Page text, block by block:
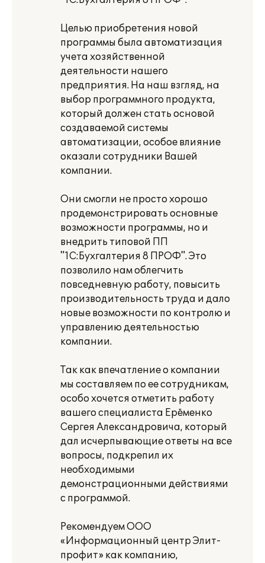
Целью приобретения новой
программы была автоматизация
учета хозяйственной
деятельности нашего
предприятия. На наш взгляд, на
выбор программного продукта,
который должен стать основой
создаваемой системы
автоматизации, особое влияние
оказали сотрудники Вашей
компании.
Они смогли не просто хорошо
продемонстрировать основные
возможности программы, но и
внедрить типовой ПП
"1С:Бухгалтерия 8 ПРОФ". Это
позволило нам облегчить
повседневную работу, повысить
производительность труда и дало
новые возможности по контролю и
управлению деятельностью
компании.
Так как впечатление о компании
мы составляем по ее сотрудникам,
особо хочется отметить работу
вашего специалиста Ерёменко
Сергея Александровича, который
дал исчерпывающие ответы на все
вопросы, подкрепил их
необходимыми
демонстрационными действиями
с программой.
Рекомендуем ООО
«Информационный центр Элит-
профит» как компанию,